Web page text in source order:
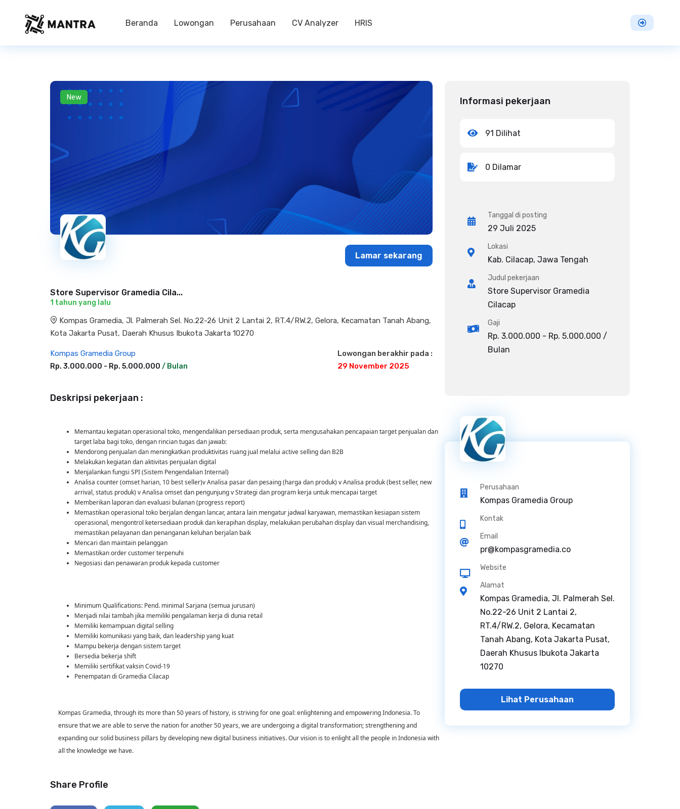
Beranda Lowongan Perusahaan CV Analyzer HRIS
New
Store Supervisor Gramedia Cila...
1 tahun yang lalu
Kompas Gramedia, Jl. Palmerah Sel. No.22-26 Unit 2 Lantai 2, RT.4/RW.2, Gelora, Kecamatan Tanah Abang,
Kota Jakarta Pusat, Daerah Khusus Ibukota Jakarta 10270
Kompas Gramedia Group
Rp. 3.000.000 - Rp. 5.000.000 / Bulan
Lowongan berakhir pada :
29 November 2025
Lamar sekarang
Deskripsi pekerjaan :
Memantau kegiatan operasional toko, mengendalikan persediaan produk, serta mengusahakan pencapaian target penjualan dan
target laba bagi toko, dengan rincian tugas dan jawab:
Mendorong penjualan dan meningkatkan produktivitas ruang jual melalui active selling dan B2B
Melakukan kegiatan dan aktivitas penjualan digital
Menjalankan fungsi SPI (Sistem Pengendalian Internal)
Analisa counter (omset harian, 10 best seller)v Analisa pasar dan pesaing (harga dan produk) v Analisa produk (best seller, new
arrival, status produk) v Analisa omset dan pengunjung v Strategi dan program kerja untuk mencapai target
Memberikan laporan dan evaluasi bulanan (progress report)
Memastikan operasional toko berjalan dengan lancar, antara lain mengatur jadwal karyawan, memastikan kesiapan sistem
operasional, mengontrol ketersediaan produk dan kerapihan display, melakukan perubahan display dan visual merchandising,
memastikan pelayanan dan penanganan keluhan berjalan baik
Mencari dan maintain pelanggan
Memastikan order customer terpenuhi
Negosiasi dan penawaran produk kepada customer
Minimum Qualifications: Pend. minimal Sarjana (semua jurusan)
Menjadi nilai tambah jika memiliki pengalaman kerja di dunia retail
Memiliki kemampuan digital selling
Memiliki komunikasi yang baik, dan leadership yang kuat
Mampu bekerja dengan sistem target
Bersedia bekerja shift
Memiliki sertifikat vaksin Covid-19
Penempatan di Gramedia Cilacap
Kompas Gramedia, through its more than 50 years of history, is striving for one goal: enlightening and empowering Indonesia. To
ensure that we are able to serve the nation for another 50 years, we are undergoing a digital transformation; strengthening and
expanding our solid business pillars by developing new digital business initiatives. Our vision is to enlight all the people in Indonesia with
all the knowledge we have.
Share Profile
Informasi pekerjaan
91 Dilihat
0 Dilamar
Tanggal di posting
29 Juli 2025
Lokasi
Kab. Cilacap, Jawa Tengah
Judul pekerjaan
Store Supervisor Gramedia
Cilacap
Gaji
Rp. 3.000.000 - Rp. 5.000.000 /
Bulan
Perusahaan
Kompas Gramedia Group
Kontak
Email
pr@kompasgramedia.co
Website
Alamat
Kompas Gramedia, Jl. Palmerah Sel.
No.22-26 Unit 2 Lantai 2,
RT.4/RW.2, Gelora, Kecamatan
Tanah Abang, Kota Jakarta Pusat,
Daerah Khusus Ibukota Jakarta
10270
Lihat Perusahaan